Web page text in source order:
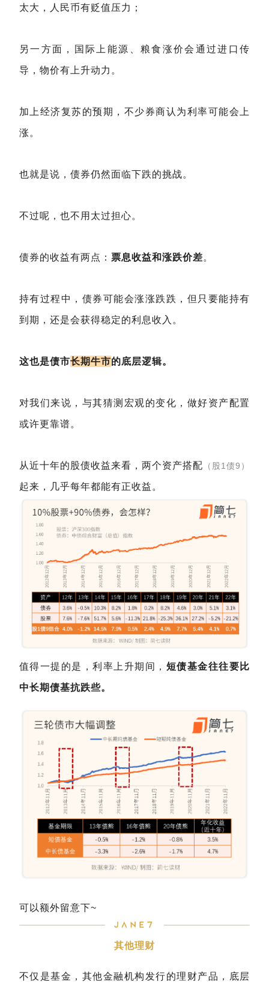
太大，人民币有贬值压力；
另一方面，国际上能源、粮食涨价会通过进口传
导，物价有上升动力。
加上经济复苏的预期，不少券商认为利率可能会上
涨。
也就是说，债券仍然面临下跌的挑战。
不过呢，也不用太过担心。
债券的收益有两点： 票息收益和涨跌价差。
持有过程中，债券可能会涨涨跌跌，但只要能持有
到期，还是会获得稳定的利息收入。
这也是债市长期牛市的底层逻辑。
对我们来说，与其猜测宏观的变化，做好资产配置
或许更靠谱。
从近十年的股债收益来看，两个资产搭配 （股1债9）
起来，几乎每年都能有正收益。
值得一提的是，利率上升期间， 短债基金往往要比
中长期债基抗跌些。
可以额外留意下~
其他理财
不仅是基金，其他金融机构发行的理财产品，底层